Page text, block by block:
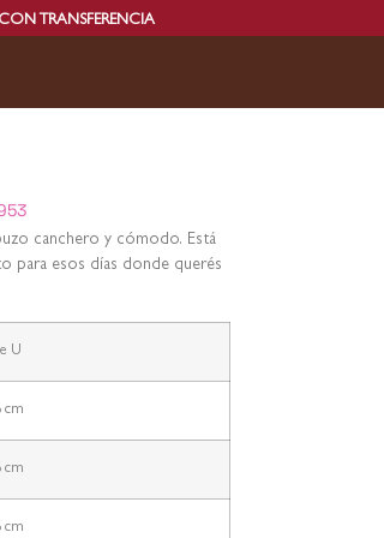
canchero y cómodo. Está
para esos días donde querés
U
cm
cm
cm